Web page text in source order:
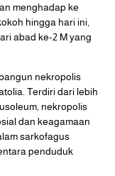
menghadap ke
hingga hari ini,
abad ke-2 M yang
nekropolis
Terdiri dari lebih
nekropolis
dan keagamaan
sarkofagus
penduduk